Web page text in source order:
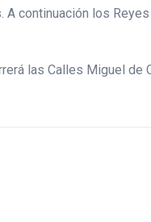
continuación los
las Calles Miguel de